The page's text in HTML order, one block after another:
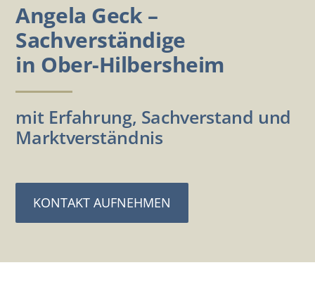
Angela Geck –
Sachverständige
in Ober-Hilbersheim
mit Erfahrung, Sachverstand und
Marktverständnis
KONTAKT AUFNEHMEN